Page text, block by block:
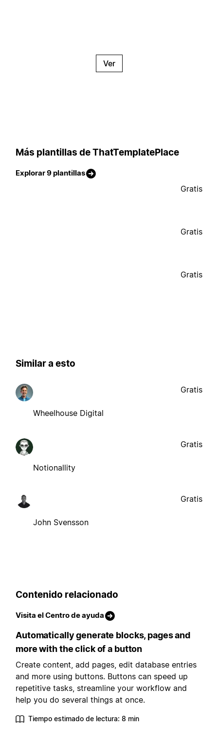
Ver
Más plantillas de ThatTemplatePlace
Explorar 9 plantillas
Gratis
Gratis
Gratis
Similar a esto
Wheelhouse Digital
Gratis
Notionallity
Gratis
John Svensson
Gratis
Contenido relacionado
Visita el Centro de ayuda
Automatically generate blocks, pages and
more with the click of a button
Create content, add pages, edit database entries
and more using buttons. Buttons can speed up
repetitive tasks, streamline your workflow and
help you do several things at once.
Tiempo estimado de lectura: 8 min